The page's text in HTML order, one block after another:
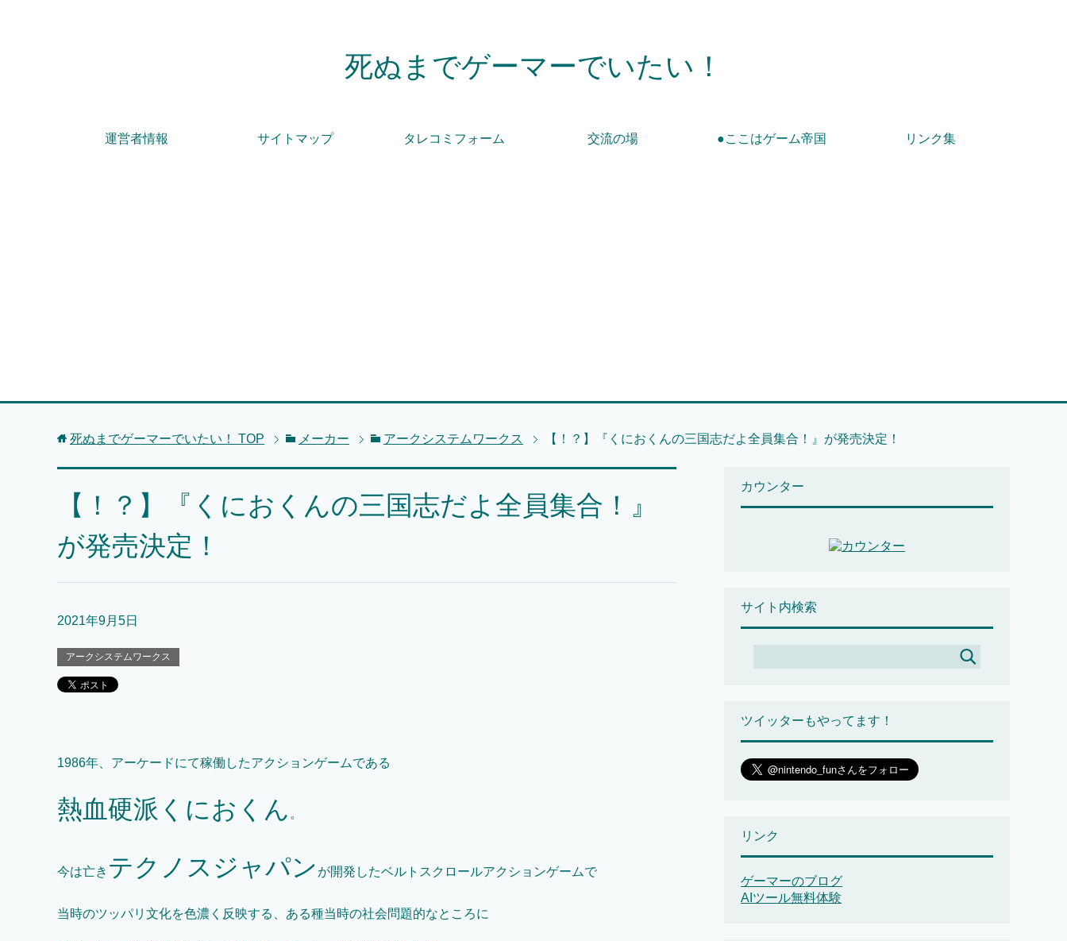
死ぬまでゲーマーでいたい！
運営者情報 サイトマップ タレコミフォーム 交流の場 ●ここはゲーム帝国 リンク集
死ぬまでゲーマーでいたい！ TOP メーカー アークシステムワークス 【！？】『くにおくんの三国志だよ全員集合！』が発売決定！
【！？】『くにおくんの三国志だよ全員集合！』
が発売決定！
2021年9月5日
アークシステムワークス
1986年、アーケードにて稼働したアクションゲームである
熱血硬派くにおくん 。
今は亡き テクノスジャパン が開発したベルトスクロールアクションゲームで
当時のツッパリ文化を色濃く反映する、ある種当時の社会問題的なところに
カウンター
サイト内検索
ツイッターもやってます！
リンク
ゲーマーのブログ
AIツール無料体験